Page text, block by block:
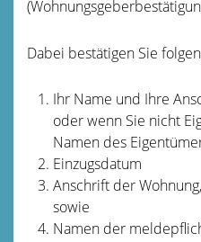
Dabei bestätigen Sie
Ihr Name und Ihre
oder wenn Sie nicht
Namen des
Einzugsdatum
Anschrift der
sowie
Namen der